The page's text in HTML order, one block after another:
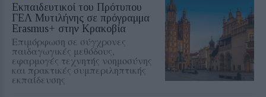
Εκπαιδευτικοί του Πρότυπου
ΓΕΛ Μυτιλήνης σε πρόγραμμα
Erasmus+ στην Κρακοβία
Επιμόρφωση σε σύγχρονες
παιδαγωγικές μεθόδους,
εφαρμογές τεχνητής νοημοσύνης
και πρακτικές συμπεριληπτικής
εκπαίδευσης